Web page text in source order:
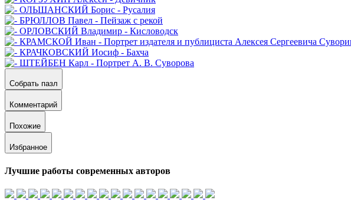
Собрать пазл
Комментарий
Похожие
Избранное
Лучшие работы современных авторов